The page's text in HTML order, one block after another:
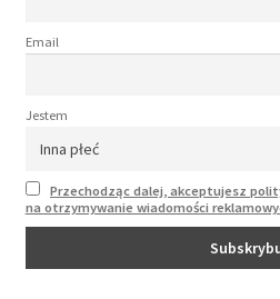
Email
Jestem
Przechodząc dalej, akceptujesz
na otrzymywanie wiadomości